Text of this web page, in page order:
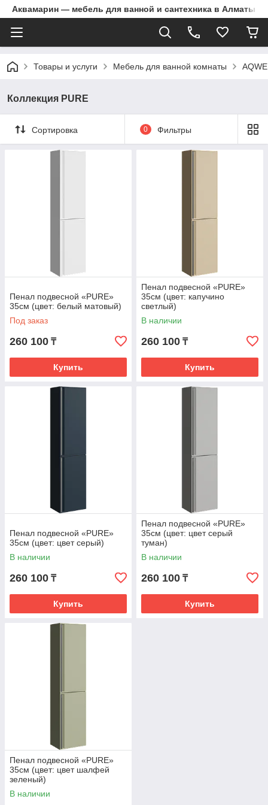
Аквамарин — мебель для ванной и сантехника в Алматы |
Товары и услуги Мебель для ванной комнаты
Коллекция PURE
Сортировка 0 Фильтры
Пенал подвесной «PURE»
35см (цвет: белый матовый)
Под заказ
260 100 ₸
Купить
Пенал подвесной «PURE»
35см (цвет: капучино
светлый)
В наличии
260 100 ₸
Купить
Пенал подвесной «PURE»
35см (цвет: цвет серый)
В наличии
260 100 ₸
Купить
Пенал подвесной «PURE»
35см (цвет: цвет серый
туман)
В наличии
260 100 ₸
Купить
Пенал подвесной «PURE»
35см (цвет: цвет шалфей
зеленый)
В наличии